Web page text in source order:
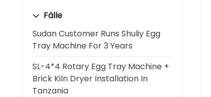
Fälle
Sudan Customer Runs Shuliy Egg
Tray Machine For 3 Years
SL-4*4 Rotary Egg Tray Machine +
Brick Kiln Dryer Installation In
Tanzania